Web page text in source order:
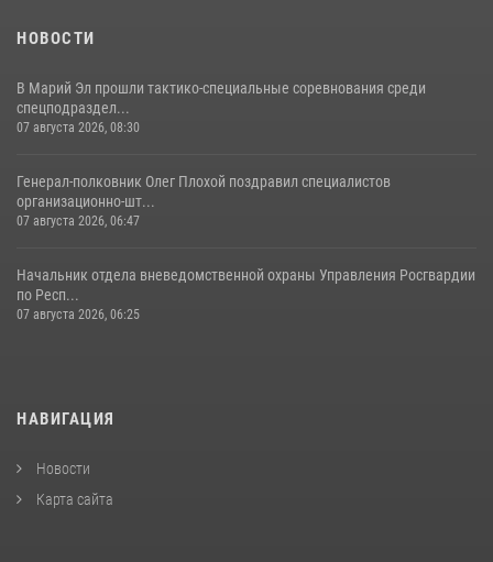
НОВОСТИ
В Марий Эл прошли тактико-специальные соревнования среди
спецподраздел...
07 августа 2026, 08:30
Генерал-полковник Олег Плохой поздравил специалистов
организационно-шт...
07 августа 2026, 06:47
Начальник отдела вневедомственной охраны Управления Росгвардии
по Респ...
07 августа 2026, 06:25
НАВИГАЦИЯ
Новости
Карта сайта